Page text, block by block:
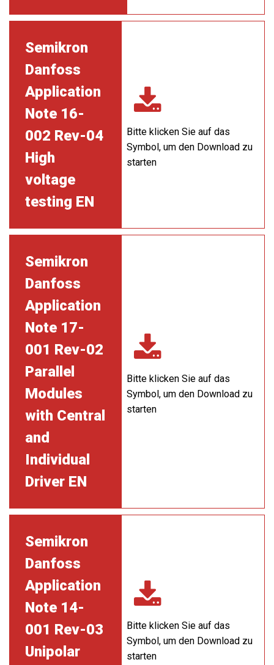
Semikron
Danfoss
Application
Note 16-
002 Rev-04
High
voltage
testing EN
Bitte klicken Sie auf das
Symbol, um den Download zu
starten
Semikron
Danfoss
Application
Note 17-
001 Rev-02
Parallel
Modules
with Central
and
Individual
Driver EN
Bitte klicken Sie auf das
Symbol, um den Download zu
starten
Semikron
Danfoss
Application
Note 14-
001 Rev-03
Unipolar
Bitte klicken Sie auf das
Symbol, um den Download zu
starten